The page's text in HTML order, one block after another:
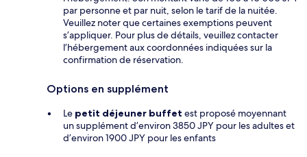
par personne et par nuit, selon le tarif de la nuitée.
Veuillez noter que certaines exemptions peuvent
s’appliquer. Pour plus de détails, veuillez contacter
l’hébergement aux coordonnées indiquées sur la
confirmation de réservation.
Options en supplément
Le petit déjeuner buffet est proposé moyennant
un supplément d’environ 3850 JPY pour les adultes et
d’environ 1900 JPY pour les enfants